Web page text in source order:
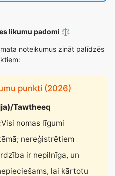
likumu padomi ⚖️
noteikumus zināt palīdzēs
punkti (2026)
Tawtheeq
Visi nomas līgumi
nereģistrētiem
ir nepilnīga, un
lai kārtotu